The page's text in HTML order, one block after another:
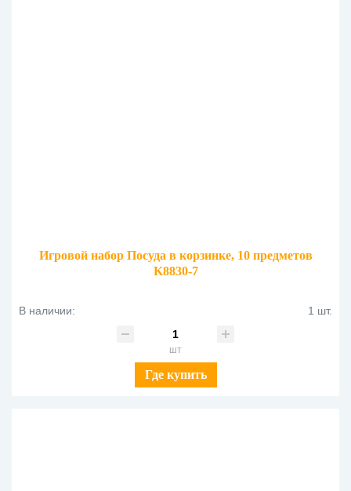
Игровой набор Посуда в корзинке, 10 предметов
K8830-7
В наличии: 1 шт.
шт
Где купить